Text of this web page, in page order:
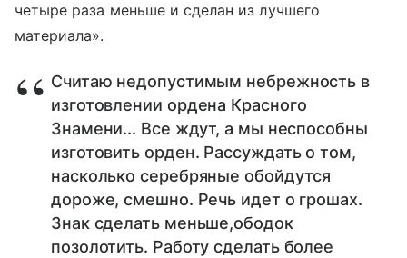
четыре раза меньше и сделан из лучшего
материала».
Считаю недопустимым небрежность в
изготовлении ордена Красного
Знамени... Все ждут, а мы неспособны
изготовить орден. Рассуждать о том,
насколько серебряные обойдутся
дороже, смешно. Речь идет о грошах.
Знак сделать меньше,ободок
позолотить. Работу сделать более